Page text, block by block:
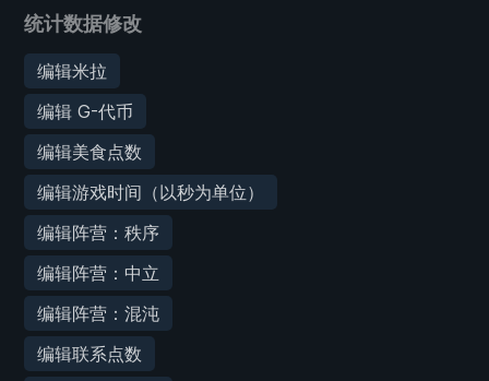
统计数据修改
编辑米拉
编辑 G-代币
编辑美食点数
编辑游戏时间（以秒为单位）
编辑阵营：秩序
编辑阵营：中立
编辑阵营：混沌
编辑联系点数